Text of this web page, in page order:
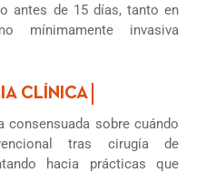
antes de 15 días, tanto en
mínimamente invasiva
consensuada sobre cuándo
tras cirugía de
hacia prácticas que